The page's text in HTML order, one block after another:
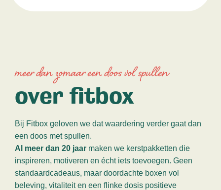
meer dan zomaar een doos vol spullen
over fitbox
Bij Fitbox geloven we dat waardering verder gaat dan
een doos met spullen.
Al meer dan 20 jaar maken we kerstpakketten die
inspireren, motiveren en écht iets toevoegen. Geen
standaardcadeaus, maar doordachte boxen vol
beleving, vitaliteit en een flinke dosis positieve